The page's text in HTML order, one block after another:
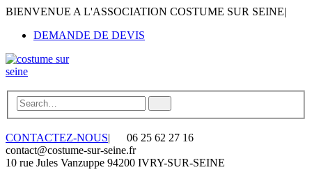
BIENVENUE A L'ASSOCIATION COSTUME SUR SEINE|
DEMANDE DE DEVIS
CONTACTEZ-NOUS|
06 25 62 27 16
contact@costume-sur-seine.fr
10 rue Jules Vanzuppe 94200 IVRY-SUR-SEINE